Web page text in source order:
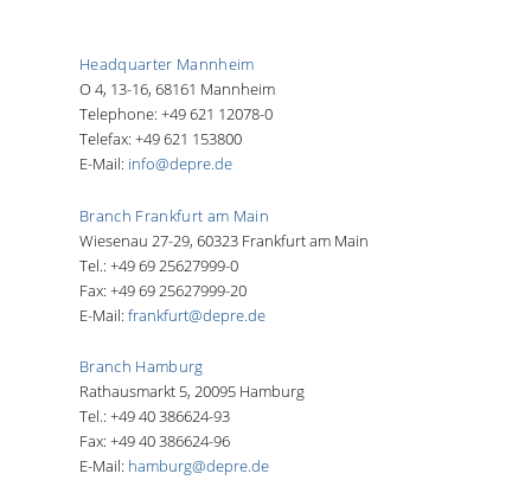
Headquarter Mannheim
O 4, 13-16, 68161 Mannheim
Telephone: +49 621 12078-0
Telefax: +49 621 153800
E-Mail: info@depre.de
Branch Frankfurt am Main
Wiesenau 27-29, 60323 Frankfurt am Main
Tel.: +49 69 25627999-0
Fax: +49 69 25627999-20
E-Mail: frankfurt@depre.de
Branch Hamburg
Rathausmarkt 5, 20095 Hamburg
Tel.: +49 40 386624-93
Fax: +49 40 386624-96
E-Mail: hamburg@depre.de